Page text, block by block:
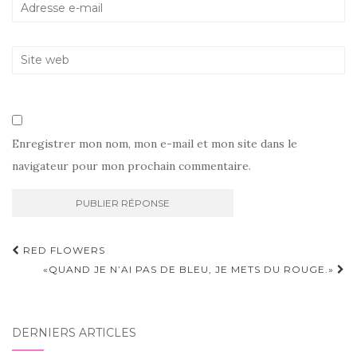
Enregistrer mon nom, mon e-mail et mon site dans le
navigateur pour mon prochain commentaire.
Navigation
d'article
RED FLOWERS
«QUAND JE N’AI PAS DE BLEU, JE METS DU ROUGE.»
DERNIERS ARTICLES